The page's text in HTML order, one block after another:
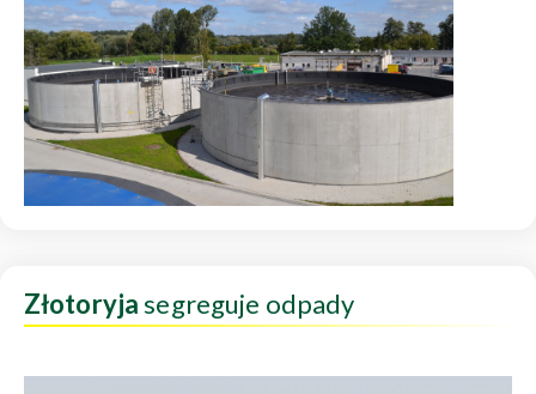
Złotoryjasegreguje odpady